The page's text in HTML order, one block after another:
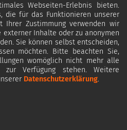
Webseiten-Erlebnis bieten.
die für das Funktionieren unserer
Ihrer Zustimmung verwenden wir
externer Inhalte oder zu anonymen
Sie können selbst entscheiden,
möchten. Bitte beachten Sie,
womöglich nicht mehr alle
Verfügung stehen. Weitere
Datenschutzerklärung.